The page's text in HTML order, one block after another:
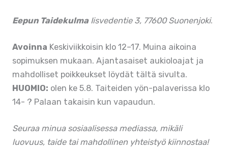
Eepun Taidekulma Iisvedentie 3, 77600 Suonenjoki.
Avoinna Keskiviikkoisin klo 12–17. Muina aikoina
sopimuksen mukaan. Ajantasaiset aukioloajat ja
mahdolliset poikkeukset löydät tältä sivulta.
HUOMIO: olen ke 5.8. Taiteiden yön-palaverissa klo
14- ? Palaan takaisin kun vapaudun.
Seuraa minua sosiaalisessa mediassa, mikäli
luovuus, taide tai mahdollinen yhteistyö kiinnostaa!